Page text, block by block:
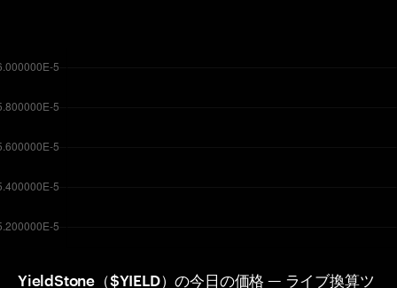
YieldStone（$YIELD）の今日の価格 — ライブ換算ツ